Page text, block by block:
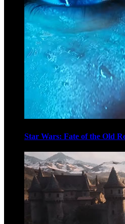
Star Wars: Fate of the Old